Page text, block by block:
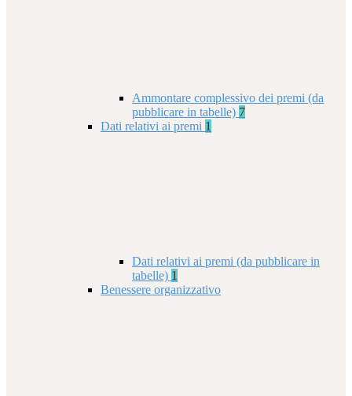
Ammontare complessivo dei premi (da
pubblicare in tabelle) 7
Dati relativi ai premi 1
Dati relativi ai premi (da pubblicare in
tabelle) 1
Benessere organizzativo